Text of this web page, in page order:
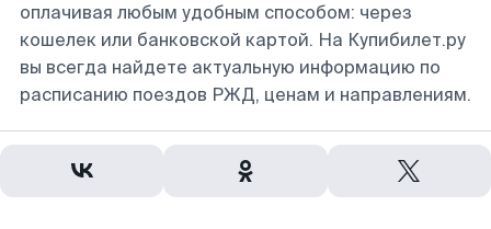
оплачивая любым удобным способом: через
кошелек или банковской картой. На Купибилет.ру
вы всегда найдете актуальную информацию по
расписанию поездов РЖД, ценам и направлениям.